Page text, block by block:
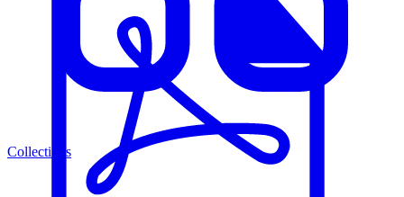
Collections